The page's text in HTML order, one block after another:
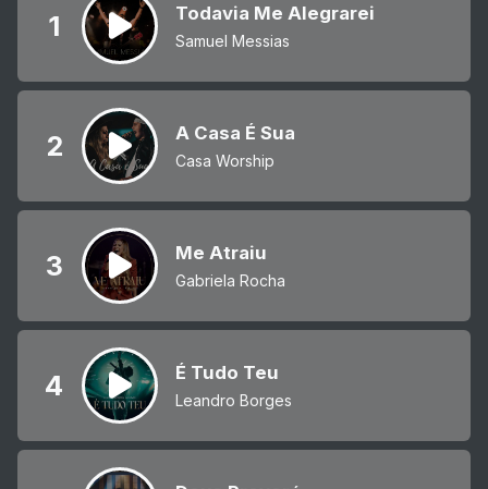
1 Todavia Me Alegrarei
Samuel Messias
2 A Casa É Sua
Casa Worship
3 Me Atraiu
Gabriela Rocha
4 É Tudo Teu
Leandro Borges